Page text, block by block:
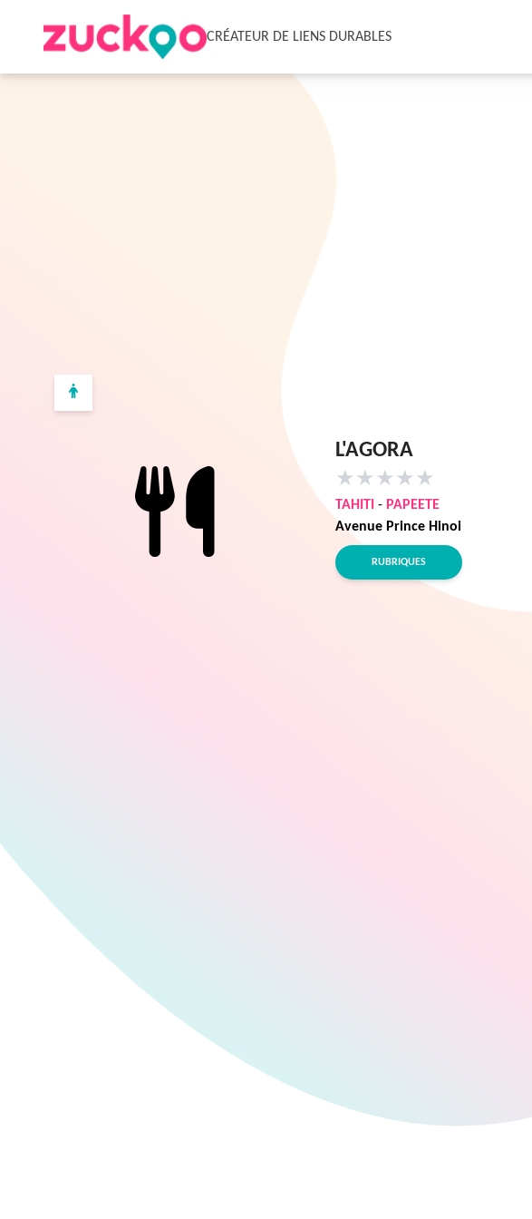
CRÉATEUR DE LIENS DURABLES
L'AGORA
★ ★ ★ ★ ★
TAHITI - PAPEETE
Avenue Prince Hinoi
RUBRIQUES